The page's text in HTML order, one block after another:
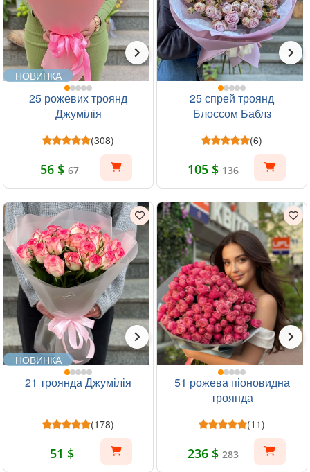
НОВИНКА
25 рожевих троянд
Джумілія
(308)
56 $ 67
25 спрей троянд
Блоссом Баблз
(6)
105 $ 136
НОВИНКА
21 троянда Джумілія
(178)
51 $
51 рожева піоновидна
троянда
(11)
236 $ 283